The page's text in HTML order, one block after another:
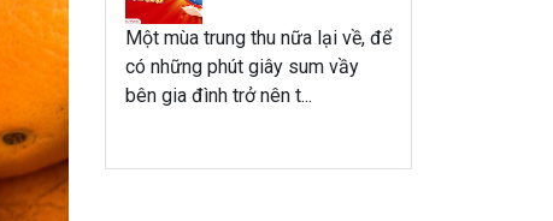
TRUNG THU -
QUAY LÀ
TRÚNG
Một mùa trung thu nữa lại về, để
có những phút giây sum vầy
bên gia đình trở nên t...